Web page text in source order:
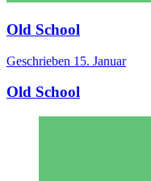
Old School
Geschrieben 15. Januar
Old School